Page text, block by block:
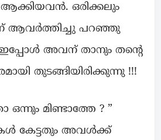
ആക്കിയവൻ. ഒരിക്കലും
ആവർത്തിച്ചു പറഞ്ഞു
അവന് താനും തന്റെ
തുടങ്ങിയിരിക്കുന്നു !!!
ഒന്നും മിണ്ടാത്തേ ? ”
കേട്ടതും അവൾക്ക്